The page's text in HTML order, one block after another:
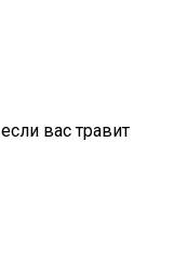
вас травит